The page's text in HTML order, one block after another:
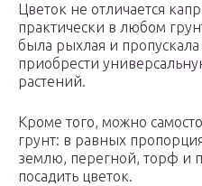
Цветок не отличается
практически в любом
была рыхлая и
приобрести
растений.
Кроме того, можно
грунт: в равных
землю, перегной, торф и
посадить цветок.